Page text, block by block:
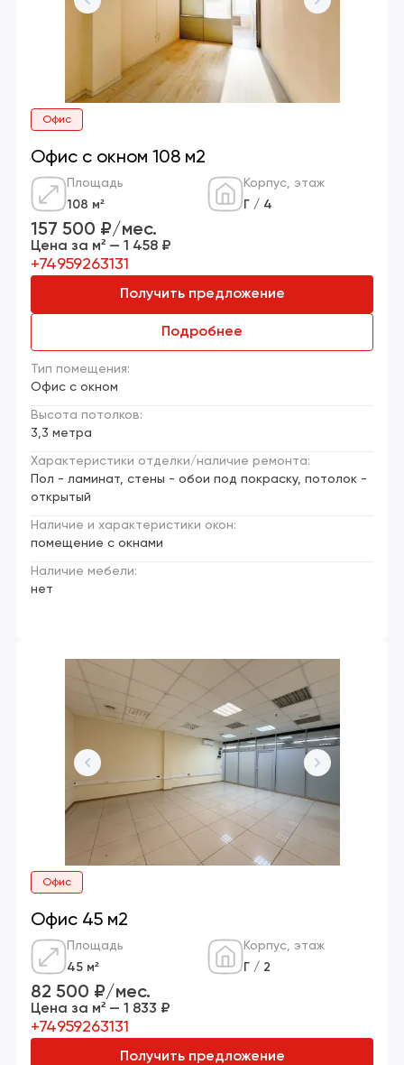
Офис
Офис с окном 108 м2
Площадь
108 м²
Корпус, этаж
Г / 4
Тип помещения:
Офис с окном
Высота потолков:
3,3 метра
Характеристики отделки/наличие ремонта:
Пол - ламинат, стены - обои под покраску, потолок -
открытый
Наличие и характеристики окон:
помещение с окнами
Наличие мебели:
нет
157 500 ₽/мес.
Цена за м² — 1 458 ₽
+74959263131
Получить предложение
Подробнее
Офис
Офис 45 м2
Площадь
45 м²
Корпус, этаж
Г / 2
82 500 ₽/мес.
Цена за м² — 1 833 ₽
+74959263131
Получить предложение